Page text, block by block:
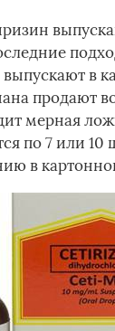
в
продают
мерная
по 7 или 10
в